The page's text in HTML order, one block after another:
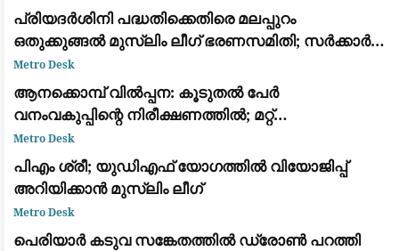
പ്രിയദർശിനി പദ്ധതിക്കെതിരെ മലപ്പുറം
ഒതുക്കുങ്ങൽ മുസ്ലിം ലീഗ് ഭരണസമിതി; സർക്കാർ
ജീവനക്കാരെ സൗജന്യയാത്രയിൽ നിന്ന്
ഒഴിവാക്കണമെന്ന് പ്രമേയം
Metro Desk
ആനക്കൊമ്പ് വിൽപ്പന: കൂടുതൽ പേർ
വനംവകുപ്പിന്റെ നിരീക്ഷണത്തിൽ; മറ്റ്
ജില്ലകളിലേക്കും അന്വേഷണം
Metro Desk
പിഎം ശ്രീ; യുഡിഎഫ് യോഗത്തില്‍ വിയോജിപ്പ്
അറിയിക്കാന്‍ മുസ്ലിം ലീഗ്
Metro Desk
പെരിയാർ കടുവ സങ്കേതത്തിൽ ഡ്രോൺ പറത്തി